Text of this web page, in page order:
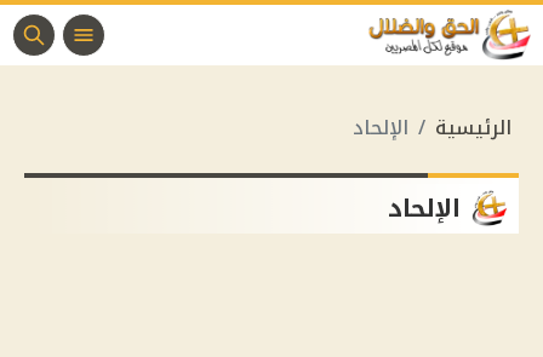
الرئيسية الإلحاد
الإلحاد